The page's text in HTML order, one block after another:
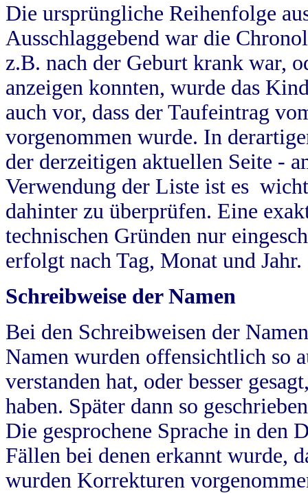
Die ursprüngliche Reihenfolge
Ausschlaggebend war die
z.B. nach der Geburt krank war,
anzeigen konnten, wurde das
auch vor, dass der Taufeintrag
vorgenommen wurde. In
der derzeitigen aktuellen Seite -
Verwendung der Liste ist es
dahinter zu überprüfen. Eine
technischen Gründen nur
erfolgt nach Tag, Monat und Jahr.
Schreibweise der Namen
Bei den Schreibweisen der
Namen wurden offensichtlich so
verstanden hat, oder besser
haben. Später dann so
Die gesprochene Sprache in
Fällen bei denen erkannt wurde,
wurden Korrekturen